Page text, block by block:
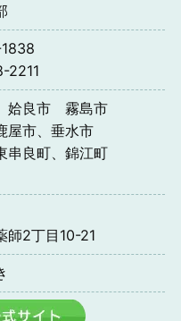
2211
姶良市 霧島市
屋市、垂水市
串良町、錦江町
師2丁目10-21